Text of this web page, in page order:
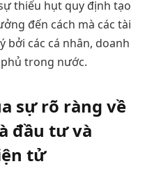
thiếu hụt quy định tạo
đến cách mà các tài
bởi các cá nhân, doanh
trong nước.
sự rõ ràng về
đầu tư và
tử